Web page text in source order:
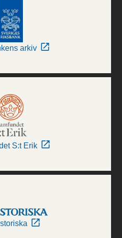
arkiv
S:t Erik